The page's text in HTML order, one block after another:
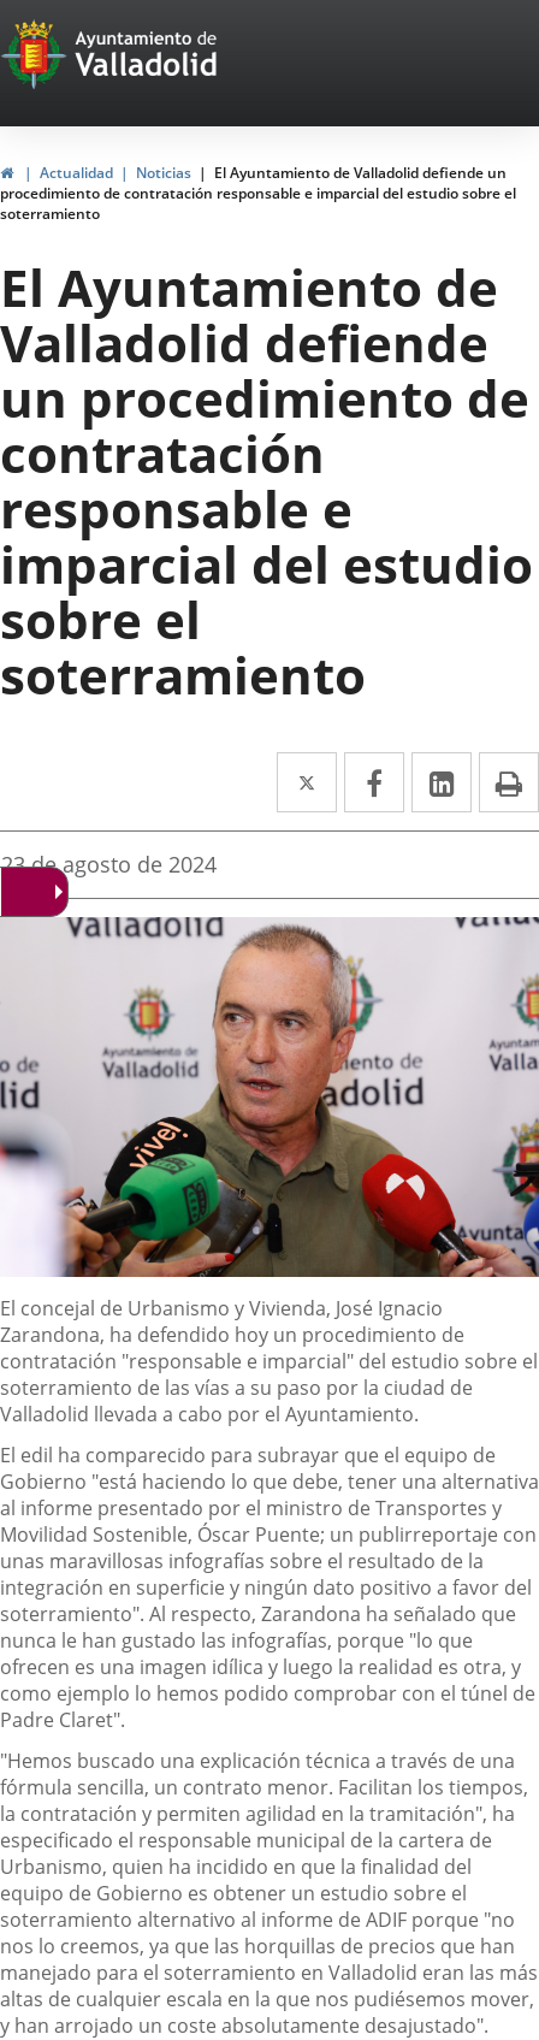
Portal
Web
del
Ayuntamiento
de
Valladolid
HomeActualidad Noticias
El Ayuntamiento de Valladolid defiende un
procedimiento de contratación responsable e imparcial del estudio sobre el
soterramiento
El Ayuntamiento de
Valladolid defiende
un procedimiento de
contratación
responsable e
imparcial del estudio
sobre el
soterramiento
Twitter
Enlace
a
aplicación
externa.
Facebook
Enlace
a
aplicación
externa.
Enlace
a
Fecha
noticia
23 de agosto de 2024
Descripción
El concejal de Urbanismo y Vivienda, José Ignacio
Zarandona, ha defendido hoy un procedimiento de
contratación "responsable e imparcial" del estudio sobre el
soterramiento de las vías a su paso por la ciudad de
Valladolid llevada a cabo por el Ayuntamiento.
El edil ha comparecido para subrayar que el equipo de
Gobierno "está haciendo lo que debe, tener una alternativa
al informe presentado por el ministro de Transportes y
Movilidad Sostenible, Óscar Puente; un publirreportaje con
unas maravillosas infografías sobre el resultado de la
integración en superficie y ningún dato positivo a favor del
soterramiento". Al respecto, Zarandona ha señalado que
nunca le han gustado las infografías, porque "lo que
ofrecen es una imagen idílica y luego la realidad es otra, y
como ejemplo lo hemos podido comprobar con el túnel de
Padre Claret".
"Hemos buscado una explicación técnica a través de una
fórmula sencilla, un contrato menor. Facilitan los tiempos,
la contratación y permiten agilidad en la tramitación", ha
especificado el responsable municipal de la cartera de
Urbanismo, quien ha incidido en que la finalidad del
equipo de Gobierno es obtener un estudio sobre el
soterramiento alternativo al informe de ADIF porque "no
nos lo creemos, ya que las horquillas de precios que han
manejado para el soterramiento en Valladolid eran las más
altas de cualquier escala en la que nos pudiésemos mover,
y han arrojado un coste absolutamente desajustado".